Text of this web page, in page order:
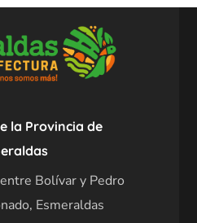
la Provincia de
Bolívar y Pedro
Esmeraldas